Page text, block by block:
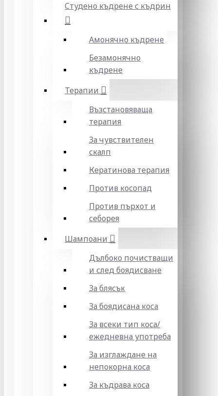
Студено къдрене с къдрин
Амонячно къдрене
Безамонячно
къдрене
Терапии
Възстановяваща
терапия
За чувствителен
скалп
Кератинова терапия
Против косопад
Против пърхот и
себорея
Шампоани
Дълбоко почистващи
и след боядисване
За блясък
За боядисана коса
За всеки тип коса/
ежедневна употреба
За изглаждане на
непокорна коса
За къдрава коса